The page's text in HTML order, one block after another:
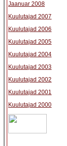
Jaanuar 2008
Kuulutajad 2007
Kuulutajad 2006
Kuulutajad 2005
Kuulutajad 2004
Kuulutajad 2003
Kuulutajad 2002
Kuulutajad 2001
Kuulutajad 2000